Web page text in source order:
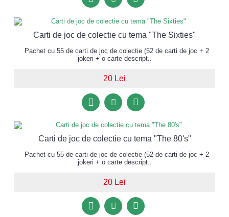
Carti de joc de colectie cu tema "The Sixties"
Pachet cu 55 de carti de joc de colectie (52 de carti de joc + 2
jokeri + o carte descript..
20 Lei
Carti de joc de colectie cu tema "The 80's"
Pachet cu 55 de carti de joc de colectie (52 de carti de joc + 2
jokeri + o carte descript..
20 Lei